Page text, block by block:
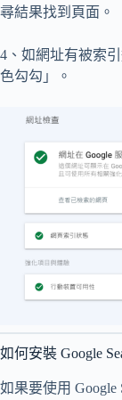
尋結果找到頁面。
4、如網址有被索
色勾勾」。
如何安裝 Google
如果要使用 Google